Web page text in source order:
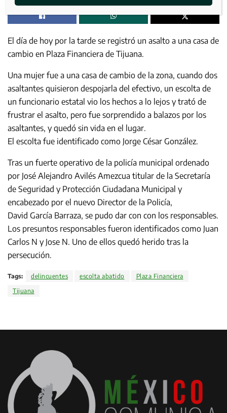
El día de hoy por la tarde se registró un asalto a una casa de
cambio en Plaza Financiera de Tijuana.
Una mujer fue a una casa de cambio de la zona, cuando dos
asaltantes quisieron despojarla del efectivo, un escolta de
un funcionario estatal vio los hechos a lo lejos y trató de
frustrar el asalto, pero fue sorprendido a balazos por los
asaltantes, y quedó sin vida en el lugar.
El escolta fue identificado como Jorge César González.
Tras un fuerte operativo de la policía municipal ordenado
por José Alejandro Avilés Amezcua titular de la Secretaría
de Seguridad y Protección Ciudadana Municipal y
encabezado por el nuevo Director de la Policía,
David García Barraza, se pudo dar con con los responsables.
Los presuntos responsables fueron identificados como Juan
Carlos N y Jose N. Uno de ellos quedó herido tras la
persecución.
Tags: delincuentes escolta abatido
Plaza Financiera
Tijuana